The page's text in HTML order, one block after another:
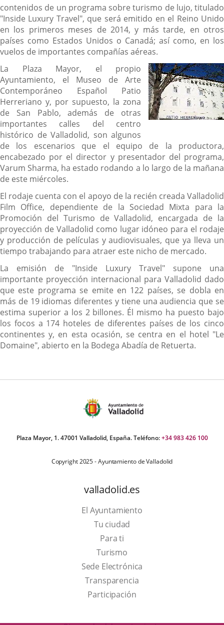
contenidos de un programa sobre turismo de lujo, titulado
"Inside Luxury Travel", que será emitido en el Reino Unido
en los primeros meses de 2014, y más tarde, en otros
países como Estados Unidos o Canadá; así como, en los
vuelos de importantes compañías aéreas.
La Plaza Mayor, el propio
Ayuntamiento, el Museo de Arte
Contemporáneo Español Patio
Herreriano y, por supuesto, la zona
de San Pablo, además de otras
importantes calles del centro
histórico de Valladolid, son algunos
de los escenarios que el equipo de la productora,
encabezado por el director y presentador del programa,
Varum Sharma, ha estado rodando a lo largo de la mañana
de este miércoles.
El rodaje cuenta con el apoyo de la recién creada Valladolid
Film Office, dependiente de la Sociedad Mixta para la
Promoción del Turismo de Valladolid, encargada de la
proyección de Valladolid como lugar idóneo para el rodaje
y producción de películas y audiovisuales, que ya lleva un
tiempo trabajando para atraer este nicho de mercado.
La emisión de "Inside Luxury Travel" supone una
importante proyección internacional para Valladolid dado
que este programa se emite en 122 países, se dobla en
más de 19 idiomas diferentes y tiene una audiencia que se
estima superior a los 2 billones. Él mismo ha puesto bajo
los focos a 174 hoteles de diferentes países de los cinco
continentes y, en esta ocasión, se centra en el hotel "Le
Domaine", abierto en la Bodega Abadía de Retuerta.
Plaza Mayor, 1. 47001 Valladolid, España. Teléfono:+34 983 426 100
Copyright 2025 - Ayuntamiento de Valladolid
valladolid.es
El Ayuntamiento
Tu ciudad
Para ti
TurismoThis
link
will
open
a
Sede Electrónica
Transparencia
Participación